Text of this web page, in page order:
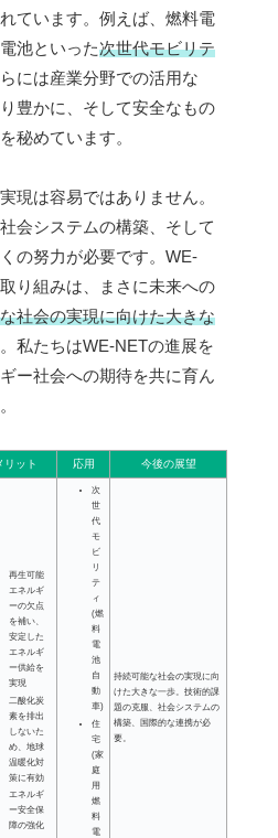
ています。例えば、燃料電
池といった次世代モビリテ
らには産業分野での活用な
豊かに、そして安全なもの
秘めています。
現は容易ではありません。
会システムの構築、そして
の努力が必要です。WE-
り組みは、まさに未来への
社会の実現に向けた大きな
私たちはWE-NETの進展を
ー社会への期待を共に育ん
リット 応用 今後の展望
再生可能
エネルギ
ーの欠点
を補い、
安定した
エネルギ
ー供給を
実現
二酸化炭
素を排出
しないた
め、地球
温暖化対
策に有効
エネルギ
ー安全保
障の強化
次
世
代
モ
ビ
リ
テ
ィ
(燃
料
電
池
自
動
車)
住
宅
(家
庭
用
燃
料
電
持続可能な社会の実現に向
けた大きな一歩。技術的課
題の克服、社会システムの
構築、国際的な連携が必
要。